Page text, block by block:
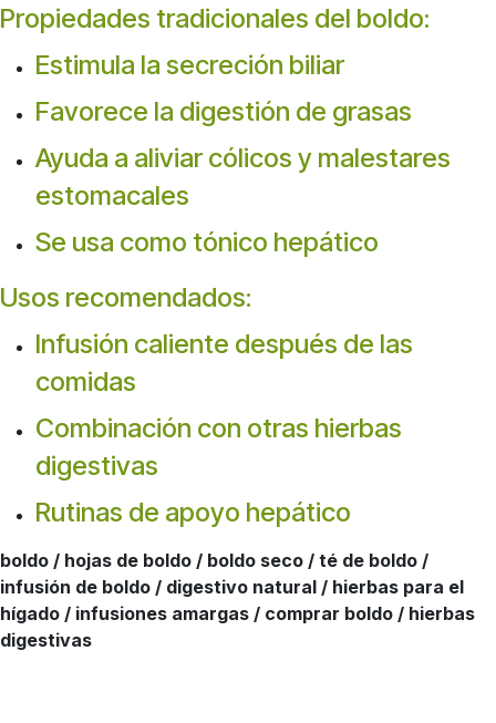
Propiedades tradicionales del boldo:
Estimula la secreción biliar
Favorece la digestión de grasas
Ayuda a aliviar cólicos y malestares
estomacales
Se usa como tónico hepático
Usos recomendados:
Infusión caliente después de las
comidas
Combinación con otras hierbas
digestivas
Rutinas de apoyo hepático
boldo / hojas de boldo / boldo seco / té de boldo /
infusión de boldo / digestivo natural / hierbas para el
hígado / infusiones amargas / comprar boldo / hierbas
digestivas